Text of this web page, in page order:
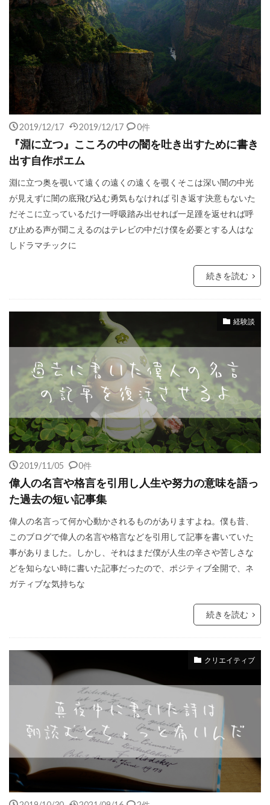
2019/12/17 2019/12/17 0件
『淵に立つ』こころの中の闇を吐き出すために書き
出す自作ポエム
淵に立つ奥を覗いて遠くの遠くの遠くを覗くそこは深い闇の中光
が見えずに闇の底飛び込む勇気もなければ 引き返す決意もないた
だそこに立っているだけ一呼吸踏み出せれば一足踵を返せれば呼
び止める声が聞こえるのはテレビの中だけ僕を必要とする人はな
しドラマチックに
続きを読む
経験談
2019/11/05 0件
偉人の名言や格言を引用し人生や努力の意味を語っ
た過去の短い記事集
偉人の名言って何か心動かされるものがありますよね。僕も昔、
このブログで偉人の名言や格言などを引用して記事を書いていた
事がありました。しかし、それはまだ僕が人生の辛さや苦しさな
どを知らない時に書いた記事だったので、ポジティブ全開で、ネ
ガティブな気持ちな
続きを読む
クリエイティブ